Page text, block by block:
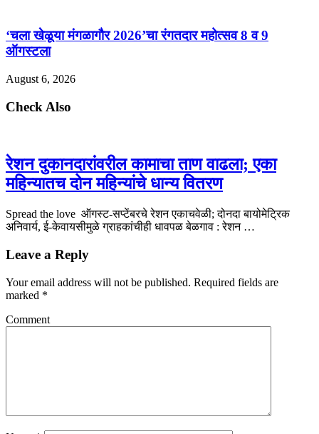
‘चला खेळूया मंगळागौर 2026’चा रंगतदार महोत्सव 8 व 9
ऑगस्टला
August 6, 2026
Check Also
रेशन दुकानदारांवरील कामाचा ताण वाढला; एका
महिन्यातच दोन महिन्यांचे धान्य वितरण
Spread the love ऑगस्ट-सप्टेंबरचे रेशन एकाचवेळी; दोनदा बायोमेट्रिक
अनिवार्य, ई-केवायसीमुळे ग्राहकांचीही धावपळ बेळगाव : रेशन …
Leave a Reply
Your email address will not be published. Required fields are
marked *
Comment